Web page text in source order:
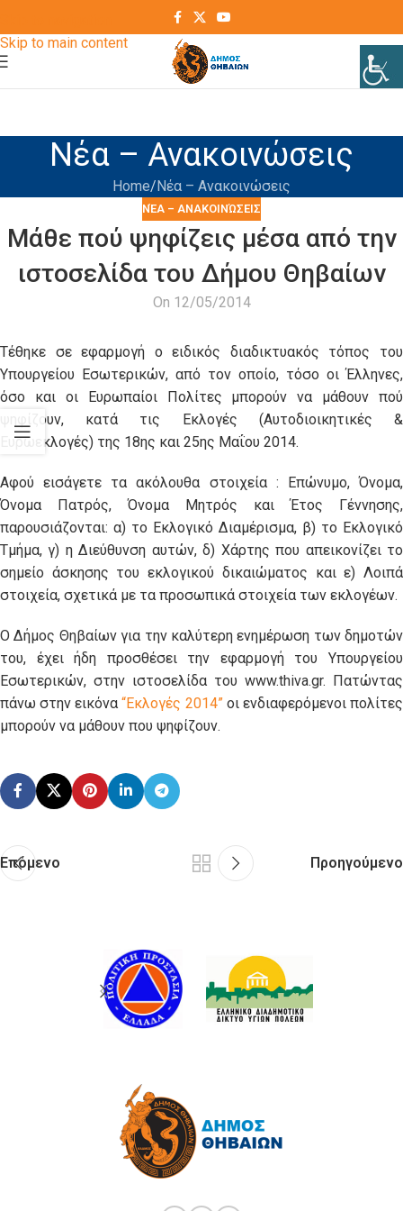
Skip to main content
Νέα – Ανακοινώσεις
Home Νέα – Ανακοινώσεις
ΝΈΑ – ΑΝΑΚΟΙΝΏΣΕΙΣ
Μάθε πού ψηφίζεις μέσα από την
ιστοσελίδα του Δήμου Θηβαίων
On 12/05/2014
Τέθηκε σε εφαρμογή ο ειδικός διαδικτυακός τόπος του
Υπουργείου Εσωτερικών, από τον οποίο, τόσο οι Έλληνες,
όσο και οι Ευρωπαίοι Πολίτες μπορούν να μάθουν πού
ψηφίζουν, κατά τις Εκλογές (Αυτοδιοικητικές &
Ευρωεκλογές) της 18ης και 25ης Μαΐου 2014.
Αφού εισάγετε τα ακόλουθα στοιχεία : Επώνυμο, Όνομα,
Όνομα Πατρός, Όνομα Μητρός και Έτος Γέννησης,
παρουσιάζονται: α) το Εκλογικό Διαμέρισμα, β) το Εκλογικό
Τμήμα, γ) η Διεύθυνση αυτών, δ) Χάρτης που απεικονίζει το
σημείο άσκησης του εκλογικού δικαιώματος και ε) Λοιπά
στοιχεία, σχετικά με τα προσωπικά στοιχεία των εκλογέων.
Ο Δήμος Θηβαίων για την καλύτερη ενημέρωση των δημοτών
του, έχει ήδη προσθέσει την εφαρμογή του Υπουργείου
Εσωτερικών, στην ιστοσελίδα του www.thiva.gr. Πατώντας
πάνω στην εικόνα“Εκλογές 2014”οι ενδιαφερόμενοι πολίτες
μπορούν να μάθουν που ψηφίζουν.
Επόμενο Προηγούμενο